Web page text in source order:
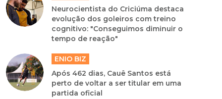
Neurocientista do Criciúma destaca
evolução dos goleiros com treino
cognitivo: "Conseguimos diminuir o
tempo de reação"
ENIO BIZ
Após 462 dias, Cauê Santos está
perto de voltar a ser titular em uma
partida oficial